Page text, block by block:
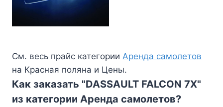
См. весь прайс категории Аренда самолетов
на Красная поляна и Цены.
Как заказать "DASSAULT FALCON 7X"
из категории Аренда самолетов?